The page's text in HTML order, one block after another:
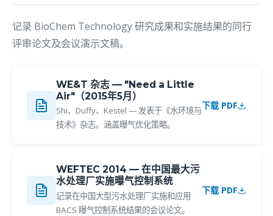
记录 BioChem Technology 研究成果和实施结果的同行
评审论文及会议演示文稿。
WE&T 杂志 — "Need a Little
Air"（2015年5月）
Shi、Duffy、Kestel — 发表于《水环境与
技术》杂志。涵盖曝气优化策略。
下载 PDF
WEFTEC 2014 — 在中国最大污
水处理厂实施曝气控制系统
记录在中国大型污水处理厂实施和应用
BACS 曝气控制系统结果的会议论文。
下载 PDF